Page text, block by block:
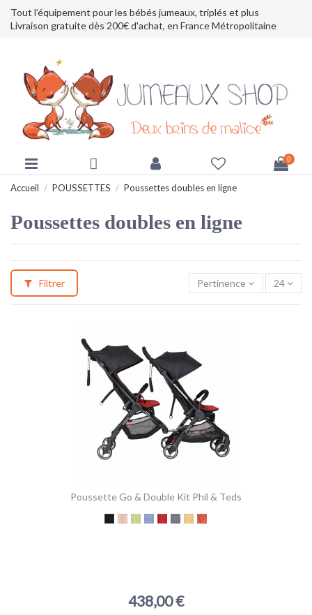
Tout l’équipement pour les bébés jumeaux, triplés et plus
Livraison gratuite dès 200€ d'achat, en France Métropolitaine
0
Accueil POUSSETTES Poussettes doubles en ligne
Poussettes doubles en ligne
Filtrer Pertinence 24
Poussette Go & Double Kit Phil & Teds
438,00 €
BlackBlushApple
SkyChilliCharbon de bois
Caramel au beurre
Rust